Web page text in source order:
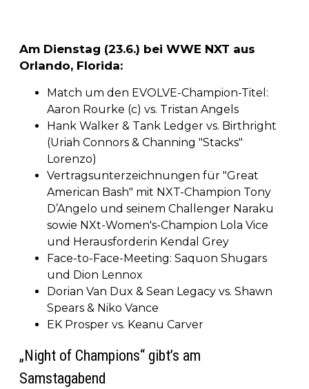
Am Dienstag (23.6.) bei WWE NXT aus
Orlando, Florida:
Match um den EVOLVE-Champion-Titel:
Aaron Rourke (c) vs. Tristan Angels
Hank Walker & Tank Ledger vs. Birthright
(Uriah Connors & Channing "Stacks"
Lorenzo)
Vertragsunterzeichnungen für "Great
American Bash" mit NXT-Champion Tony
D’Angelo und seinem Challenger Naraku
sowie NXt-Women's-Champion Lola Vice
und Herausforderin Kendal Grey
Face-to-Face-Meeting: Saquon Shugars
und Dion Lennox
Dorian Van Dux & Sean Legacy vs. Shawn
Spears & Niko Vance
EK Prosper vs. Keanu Carver
„Night of Champions“ gibt’s am
Samstagabend